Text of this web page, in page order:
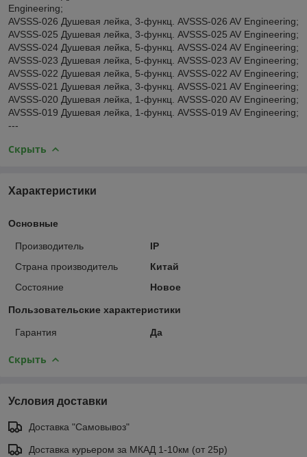
Engineering;
AVSSS-026 Душевая лейка, 3-функц. AVSSS-026 AV Engineering;
AVSSS-025 Душевая лейка, 3-функц. AVSSS-025 AV Engineering;
AVSSS-024 Душевая лейка, 5-функц. AVSSS-024 AV Engineering;
AVSSS-023 Душевая лейка, 5-функц. AVSSS-023 AV Engineering;
AVSSS-022 Душевая лейка, 5-функц. AVSSS-022 AV Engineering;
AVSSS-021 Душевая лейка, 3-функц. AVSSS-021 AV Engineering;
AVSSS-020 Душевая лейка, 1-функц. AVSSS-020 AV Engineering;
AVSSS-019 Душевая лейка, 1-функц. AVSSS-019 AV Engineering;
---
Скрыть
Характеристики
Основные
Производитель
IP
Страна производитель
Китай
Состояние
Новое
Пользовательские характеристики
Гарантия Да
Скрыть
Условия доставки
Доставка "Самовывоз"
Доставка курьером за МКАД 1-10км (от 25р)